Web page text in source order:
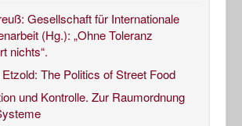
Gesellschaft für Internationale
(Hg.): „Ohne Toleranz
nichts“.
The Politics of Street Food
und Kontrolle. Zur Raumordnung